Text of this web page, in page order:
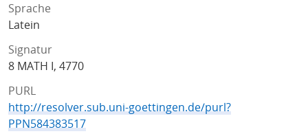
Sprache
Latein
Signatur
8 MATH I, 4770
PURL
http://resolver.sub.uni-goettingen.de/purl?
PPN584383517